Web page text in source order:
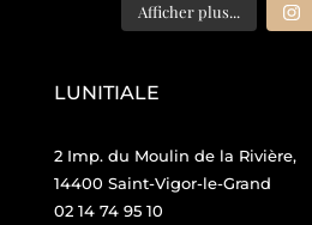
Afficher plus...
LUNITIALE
2 Imp. du Moulin de la Rivière,
14400 Saint-Vigor-le-Grand
02 14 74 95 10